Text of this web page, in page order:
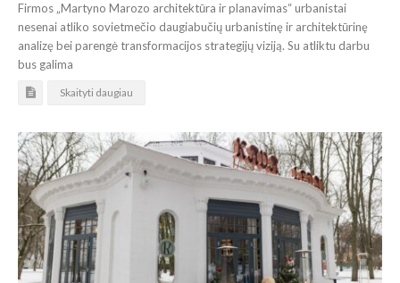
Firmos „Martyno Marozo architektūra ir planavimas“ urbanistai
nesenai atliko sovietmečio daugiabučių urbanistinę ir architektūrinę
analizę bei parengė transformacijos strategijų viziją. Su atliktu darbu
bus galima
Skaityti daugiau